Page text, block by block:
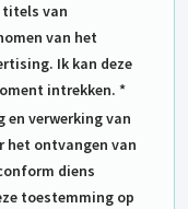
titels van
van het
Ik kan deze
intrekken. *
en verwerking van
het ontvangen van
diens
toestemming op